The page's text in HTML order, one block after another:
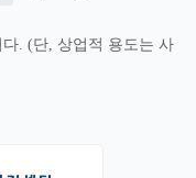
. (단, 상업적 용도는 사